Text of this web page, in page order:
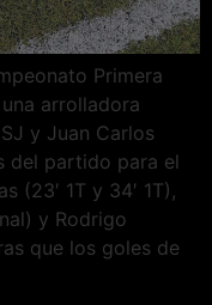
Primera
arrolladora
y Juan Carlos
del partido para el
(23′ 1T y 34′ 1T),
y Rodrigo
que los goles de